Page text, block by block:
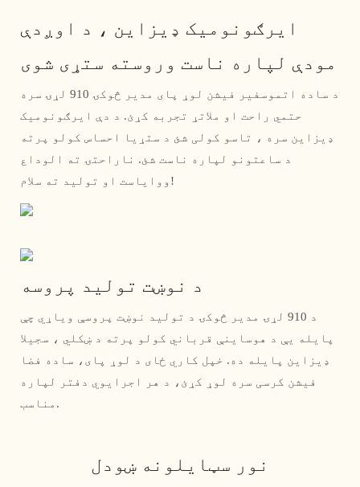
ایرګونومیک ډیزاین ، د اوږدې
مودې لپاره ناست وروسته ستړی شوی
د ساده اتموسفیر فیشن لوړ پای مدیر څوکۍ 910 لړۍ سره
حتمي راحت او ملاتړ تجربه کړئ. د دې ایرګونومیک
ډیزاین سره ، تاسو کولی شئ د ستړیا احساس کولو پرته
د ساعتونو لپاره ناست شئ. ناراحتۍ ته الوداع
ووایاست او تولید ته سلام!
د نوښت تولید پروسه
د 910 لړۍ مدیر څوکۍ د تولید نوښت پروسې ویاړي چې
پایله یې د هوساینې قرباني کولو پرته د ښکلي ، سجیلا
ډیزاین پایله ده. خپل کاري ځای د لوړ پای، ساده فضا
فیشن کرسی سره لوړ کړئ، د هر اجرایوي دفتر لپاره
مناسب.
نور سټایلونه ښودل